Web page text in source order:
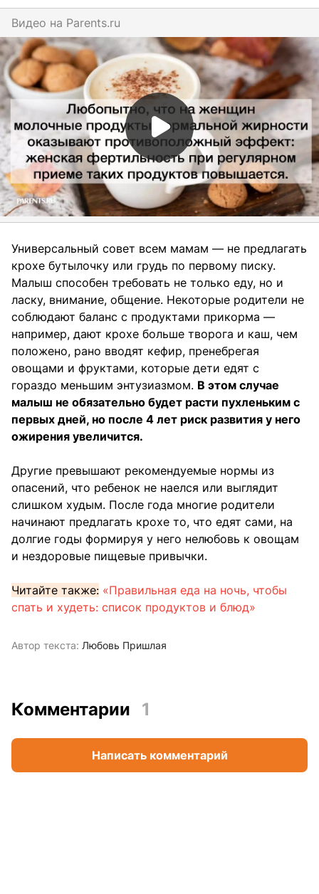
Видео на parents.ru
Универсальный совет всем мамам — не предлагать
крохе бутылочку или грудь по первому писку.
Малыш способен требовать не только еду, но и
ласку, внимание, общение. Некоторые родители не
соблюдают баланс с продуктами прикорма —
например, дают крохе больше творога и каш, чем
положено, рано вводят кефир, пренебрегая
овощами и фруктами, которые дети едят с
гораздо меньшим энтузиазмом. В этом случае
малыш не обязательно будет расти пухленьким с
первых дней, но после 4 лет риск развития у него
ожирения увеличится.
Другие превышают рекомендуемые нормы из
опасений, что ребенок не наелся или выглядит
слишком худым. После года многие родители
начинают предлагать крохе то, что едят сами, на
долгие годы формируя у него нелюбовь к овощам
и нездоровые пищевые привычки.
Читайте также: «Правильная еда на ночь, чтобы
спать и худеть: список продуктов и блюд»
Автор текста: Любовь Пришлая
Комментарии 1
Написать комментарий